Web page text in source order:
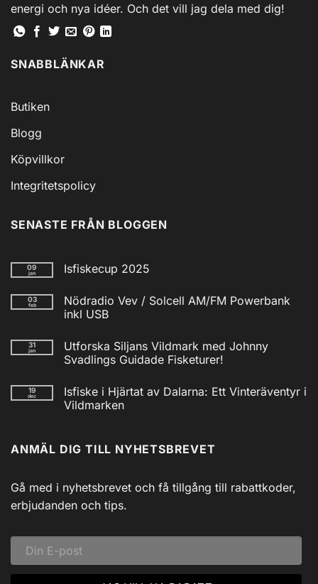
energi och nya idéer. Och det vill jag dela med dig!
SNABBLÄNKAR
Butiken
Blogg
Köpvillkor
Integritetspolicy
SENASTE FRÅN BLOGGEN
09
jan Isfiskecup 2025
till
Isfiskecup
2025
03
feb
Nödradio Vev / Solcell AM/FM Powerbank
inkl USB
till
Nödradio
Vev
AM/FM
Powerbank
inkl
31
jan
Utforska Siljans Vildmark med Johnny
Svadlings Guidade Fisketurer!
till
Utforska
Siljans
Svadlings
Guidade
19
dec
Isfiske i Hjärtat av Dalarna: Ett Vinteräventyr i
Vildmarken
Isfiske
i
Dalarna:
Ett
Vinteräventyr
i
ANMÄL DIG TILL NYHETSBREVET
Gå med i nyhetsbrevet och få tillgång till rabattkoder,
erbjudanden och tips.